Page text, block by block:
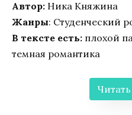
Автор: Ника Княжина
Жанры: Студенческий
В тексте есть: плохой
темная романтика